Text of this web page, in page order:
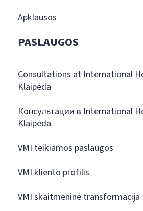
Apklausos
PASLAUGOS
Consultations at International
Klaipėda
Консультации в International
Klaipėda
VMI teikiamos paslaugos
VMI kliento profilis
VMI skaitmeninė transformacija